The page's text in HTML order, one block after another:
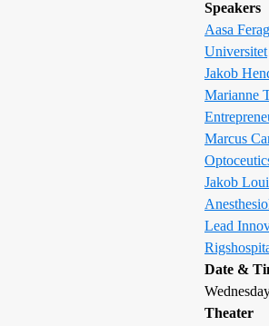
Speakers
Aasa
Universitet
Jakob
Marianne
Marcus
Jakob
Lead
Date &
Theater